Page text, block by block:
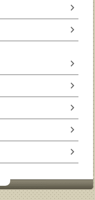
chevron_right
chevron_right
chevron_right
chevron_right
chevron_right
chevron_right
chevron_right